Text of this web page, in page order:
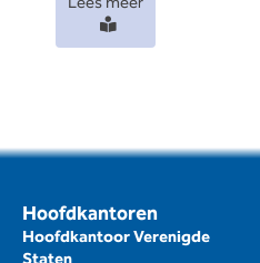
Hoofdkantoren
Hoofdkantoor Verenigde